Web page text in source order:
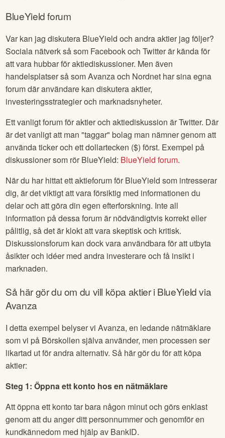
BlueYieldforum
Var kan jag diskutera BlueYield och andra aktier jag följer?
Sociala nätverk så som Facebook och Twitter är kända för
att vara hubbar för aktiediskussioner. Men även
handelsplatser så som Avanza och Nordnet har sina egna
forum där användare kan diskutera aktier,
investeringsstrategier och marknadsnyheter.
Ett vanligt forum för aktier och aktiediskussion är Twitter. Där
är det vanligt att man "taggar" bolag man nämner genom att
använda ticker och ett dollartecken ($) först. Exempel på
diskussioner som rör BlueYield: BlueYield forum.
När du har hittat ett aktieforum för BlueYield som intresserar
dig, är det viktigt att vara försiktig med informationen du
delar och att göra din egen efterforskning. Inte all
information på dessa forum är nödvändigtvis korrekt eller
pålitlig, så det är klokt att vara skeptisk och kritisk.
Diskussionsforum kan dock vara användbara för att utbyta
åsikter och idéer med andra investerare och få insikt i
marknaden.
Så här gör du om du vill köpa aktier iBlueYieldvia
Avanza
I detta exempel belyser vi Avanza, en ledande nätmäklare
som vi på Börskollen själva använder, men processen ser
likartad ut för andra alternativ. Så här gör du för att köpa
aktier:
Steg 1: Öppna ett konto hos en nätmäklare
Att öppna ett konto tar bara någon minut och görs enklast
genom att du anger ditt personnummer och genomför en
kundkännedom med hjälp av BankID.